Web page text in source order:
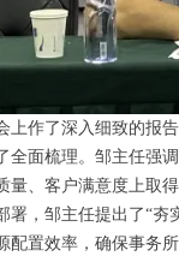
上作了深入细致的报
全面梳理。邹主任强
量、客户满意度上取得
署，邹主任提出了“
配置效率，确保事务